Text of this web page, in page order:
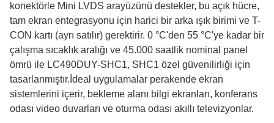
konektörle Mini LVDS arayüzünü destekler, bu açık hücre,
tam ekran entegrasyonu için harici bir arka ışık birimi ve T-
CON kartı (ayrı satılır) gerektirir. 0 °C'den 55 °C'ye kadar bir
çalışma sıcaklık aralığı ve 45.000 saatlik nominal panel
ömrü ile LC490DUY-SHC1, SHC1 özel güvenilirliği için
tasarlanmıştır.İdeal uygulamalar perakende ekran
sistemlerini içerir, bekleme alanı bilgi ekranları, konferans
odası video duvarları ve oturma odası akıllı televizyonlar.